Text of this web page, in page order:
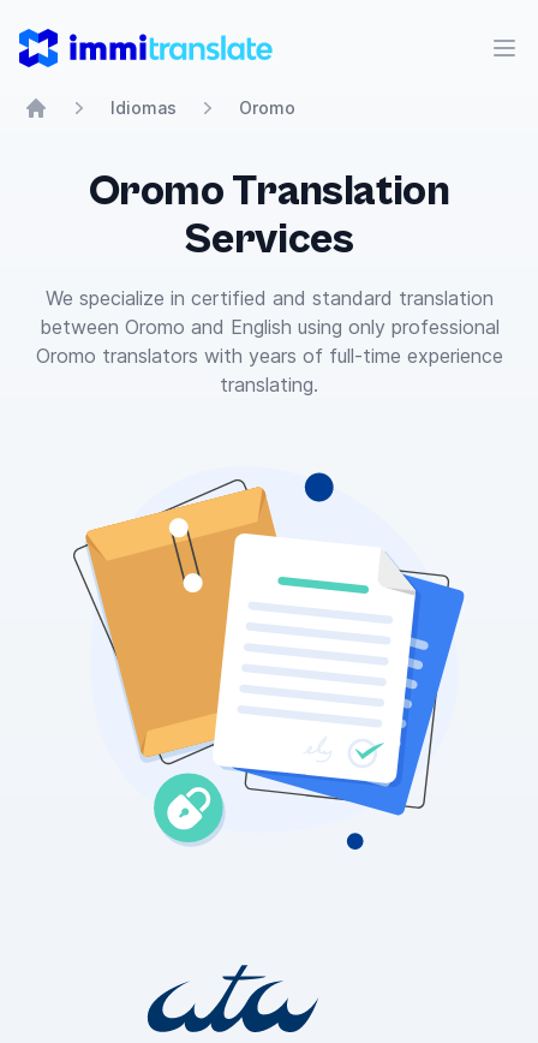
ImmiTranslate
Idiomas Oromo
Oromo Translation
Services
We specialize in certified and standard translation
between Oromo and English using only professional
Oromo translators with years of full-time experience
translating.